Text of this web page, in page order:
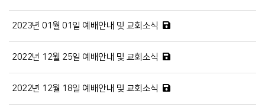
2023년 01월 01일 예배안내 및 교회소식
2022년 12월 25일 예배안내 및 교회소식
2022년 12월 18일 예배안내 및 교회소식